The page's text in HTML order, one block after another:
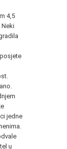
4,5
Neki
jedne
u